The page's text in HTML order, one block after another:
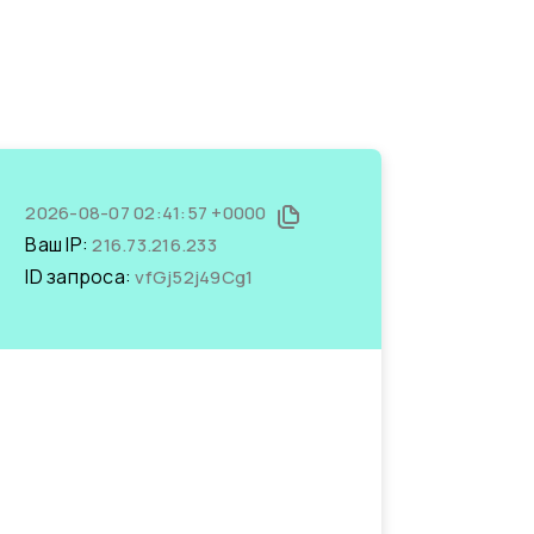
2026-08-07 02:41:57 +0000
Ваш IP:216.73.216.233
ID запроса:vfGj52j49Cg1